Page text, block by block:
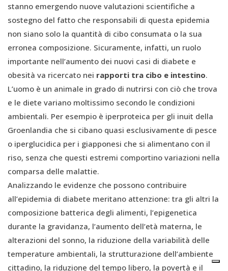
stanno emergendo nuove valutazioni scientifiche a
sostegno del fatto che responsabili di questa epidemia
non siano solo la quantità di cibo consumata o la sua
erronea composizione. Sicuramente, infatti, un ruolo
importante nell’aumento dei nuovi casi di diabete e
obesità va ricercato nei rapporti tra cibo e intestino.
L’uomo è un animale in grado di nutrirsi con ciò che trova
e le diete variano moltissimo secondo le condizioni
ambientali. Per esempio è iperproteica per gli inuit della
Groenlandia che si cibano quasi esclusivamente di pesce
o iperglucidica per i giapponesi che si alimentano con il
riso, senza che questi estremi comportino variazioni nella
comparsa delle malattie.
Analizzando le evidenze che possono contribuire
all’epidemia di diabete meritano attenzione: tra gli altri la
composizione batterica degli alimenti, l’epigenetica
durante la gravidanza, l’aumento dell’età materna, le
alterazioni del sonno, la riduzione della variabilità delle
temperature ambientali, la strutturazione dell’ambiente
cittadino, la riduzione del tempo libero, la povertà e il